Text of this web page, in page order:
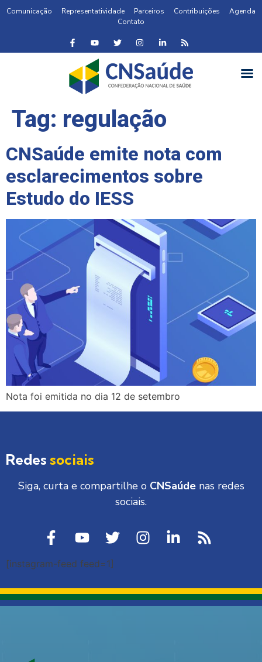
Comunicação Representatividade Parceiros Contribuições
Agenda
Contato
Tag: regulação
CNSaúde emite nota com
esclarecimentos sobre
Estudo do IESS
Nota foi emitida no dia 12 de setembro
Redes sociais
Siga, curta e compartilhe o CNSaúdenas redes
sociais.
[instagram-feed feed=1]